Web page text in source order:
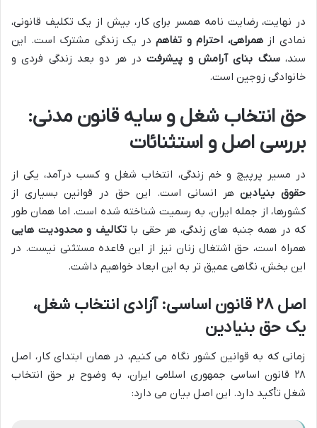
در نهایت، رضایت نامه همسر برای کار، بیش از یک تکلیف قانونی،
نمادی ازهمراهی، احترام و تفاهمدر یک زندگی مشترک است. این
سند،سنگ بنای آرامش و پیشرفتدر هر دو بعد زندگی فردی و
خانوادگی زوجین است.
حق انتخاب شغل و سایه قانون مدنی:
بررسی اصل و استثنائات
در مسیر پرپیچ و خم زندگی، انتخاب شغل و کسب درآمد، یکی از
حقوق بنیادینهر انسانی است. این حق در قوانین بسیاری از
کشورها، از جمله ایران، به رسمیت شناخته شده است. اما همان طور
که در همه جنبه های زندگی، هر حقی باتکالیف و محدودیت هایی
همراه است، حق اشتغال زنان نیز از این قاعده مستثنی نیست. در
این بخش، نگاهی عمیق تر به این ابعاد خواهیم داشت.
اصل ۲۸ قانون اساسی: آزادی انتخاب شغل،
یک حق بنیادین
زمانی که به قوانین کشور نگاه می کنیم، در همان ابتدای کار، اصل
۲۸ قانون اساسی جمهوری اسلامی ایران، به وضوح بر حق انتخاب
شغل تأکید دارد. این اصل بیان می دارد: